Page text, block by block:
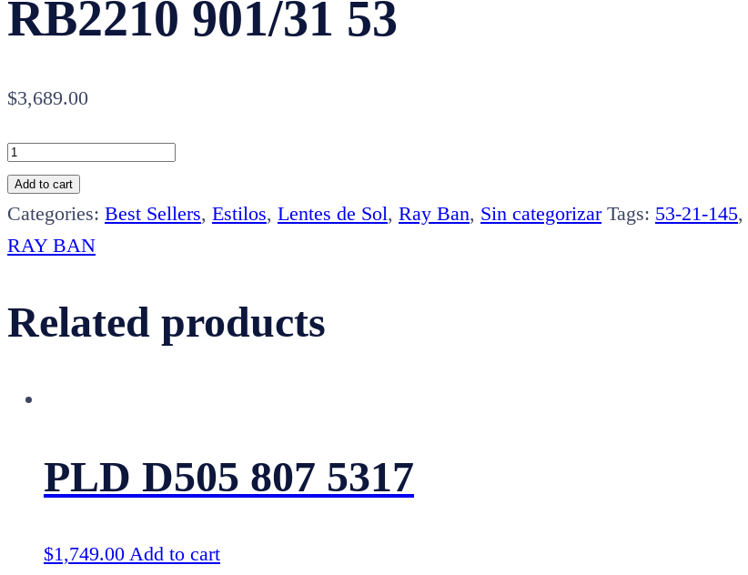
RB2210 901/31 53
$3,689.00
RB2210
901/31
53
quantity
Add to cart
Categories: Best Sellers, Estilos, Lentes de Sol, Ray Ban, Sin categorizar Tags: 53-21-145,
RAY BAN
Related products
PLD D505 807 5317
$1,749.00 Add to cart